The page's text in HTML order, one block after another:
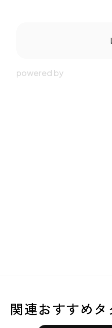
関連おすすめタ